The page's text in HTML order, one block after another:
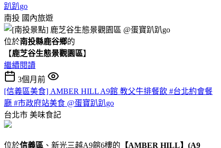
趴趴go
南投 國內旅遊
位於南投縣鹿谷鄉的
【鹿芝谷生態景觀園區】
繼續閱讀
3個月前
[信義區美食] AMBER HILL A9館 教父牛排餐飲 #台北約會餐
廳 #市政府站美食 @蛋寶趴趴go
台北市 美味食記
位於信義區 、新光三越A9館6樓的 【AMBER HILL】(A9